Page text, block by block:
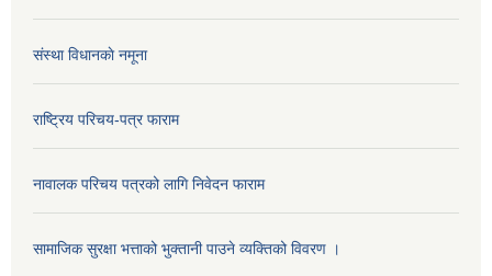
संस्था विधानकाे नमूना
राष्ट्रिय परिचय-पत्र फाराम
नावालक परिचय पत्रको लागि निवेदन फाराम
सामाजिक सुरक्षा भत्ताको भुक्तानी पाउने व्यक्तिको विवरण ।